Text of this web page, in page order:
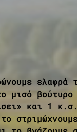
ελαφρά
μισό
και 1